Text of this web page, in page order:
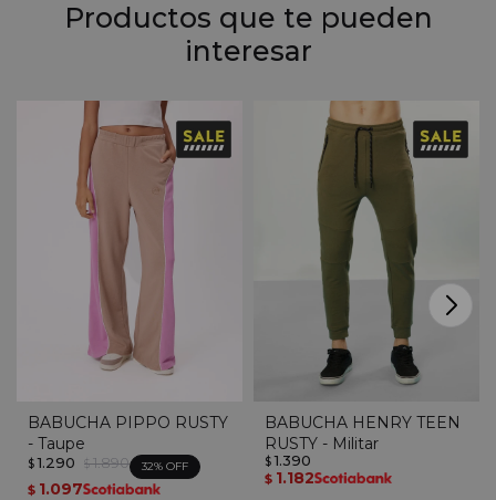
Productos que te pueden
interesar
BABUCHA PIPPO RUSTY
- Taupe
$ 1.290 $ 1.890 32
$ 1.097
BABUCHA HENRY TEEN
RUSTY - Militar
$ 1.390
$ 1.182